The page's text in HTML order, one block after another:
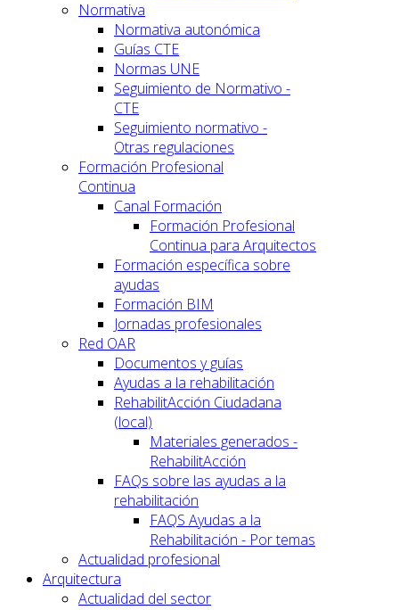
Normativa
Normativa autonómica
Guías CTE
Normas UNE
Seguimiento de Normativo -
CTE
Seguimiento normativo -
Otras regulaciones
Formación Profesional
Continua
Canal Formación
Formación Profesional
Continua para Arquitectos
Formación específica sobre
ayudas
Formación BIM
Jornadas profesionales
Red OAR
Documentos y guías
Ayudas a la rehabilitación
RehabilitAcción Ciudadana
(local)
Materiales generados -
RehabilitAcción
FAQs sobre las ayudas a la
rehabilitación
FAQS Ayudas a la
Rehabilitación - Por temas
Actualidad profesional
Arquitectura
Actualidad del sector